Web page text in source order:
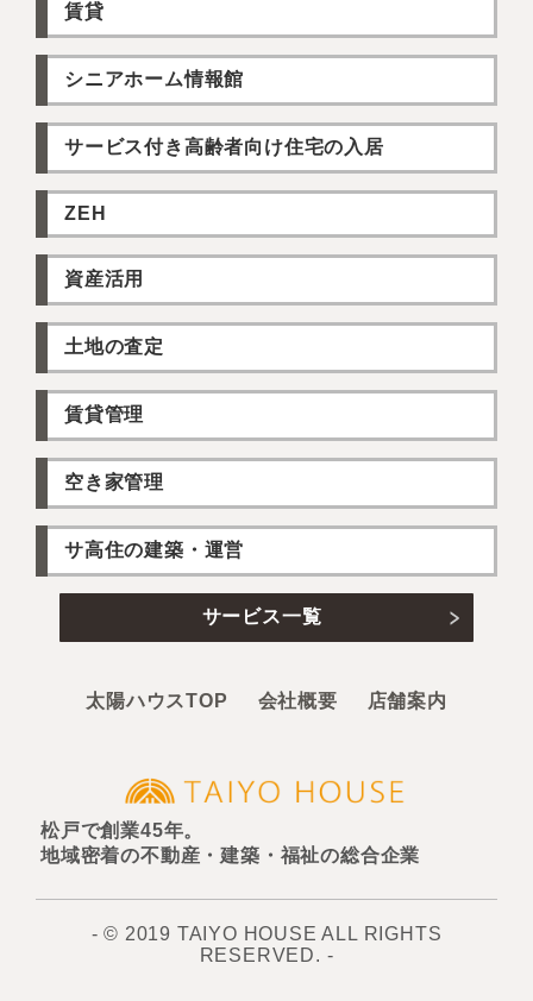
賃貸
シニアホーム情報館
サービス付き高齢者向け住宅の入居
ZEH
資産活用
土地の査定
賃貸管理
空き家管理
サ高住の建築・運営
サービス一覧
太陽ハウスTOP 会社概要 店舗案内
松戸で創業45年。
地域密着の不動産・建築・福祉の総合企業
- © 2019 TAIYO HOUSE ALL RIGHTS
RESERVED. -